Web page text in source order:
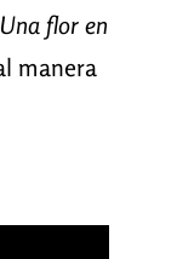
Una flor en
manera